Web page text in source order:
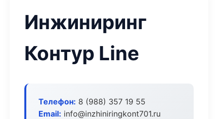
Инжиниринг
Контур Line
Телефон: 8 (988) 357 19 55
Email: info@inzhiniringkont701.ru